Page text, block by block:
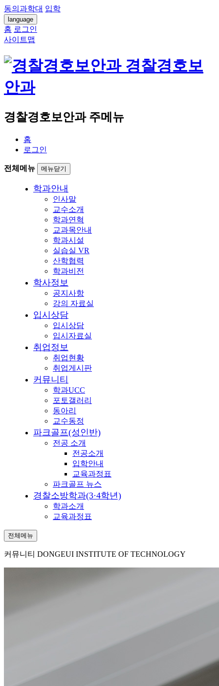
동의과학대 입학
language
홈 로그인
사이트맵
경찰경호보
안과
경찰경호보안과 주메뉴
홈
로그인
전체메뉴 메뉴닫기
학과안내
인사말
교수소개
학과연혁
교과목안내
학과시설
실습실 VR
산학협력
학과비전
학사정보
공지사항
강의 자료실
입시상담
입시상담
입시자료실
취업정보
취업현황
취업게시판
커뮤니티
학과UCC
포토갤러리
동아리
교수동정
파크골프(성인반)
전공 소개
전공소개
입학안내
교육과정표
파크골프 뉴스
경찰소방학과(3·4학년)
학과소개
교육과정표
전체메뉴
커뮤니티 DONGEUI INSTITUTE OF TECHNOLOGY